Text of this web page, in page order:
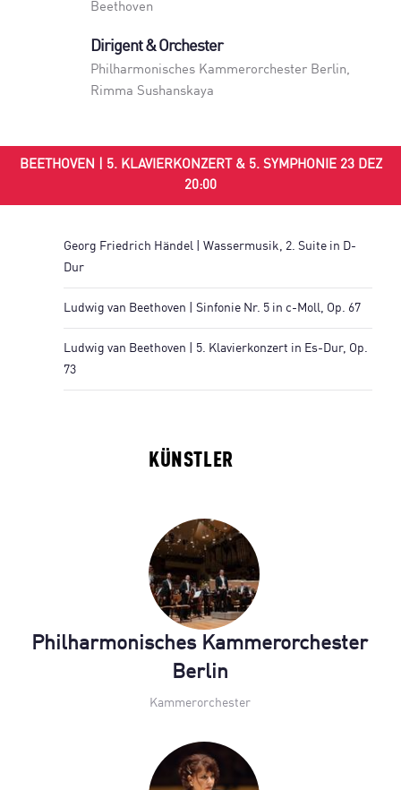
Beethoven
Dirigent & Orchester
Philharmonisches Kammerorchester Berlin,
Rimma Sushanskaya
BEETHOVEN | 5. KLAVIERKONZERT & 5. SYMPHONIE 23 DEZ
20:00
Georg Friedrich Händel | Wassermusik, 2. Suite in D-
Dur
Ludwig van Beethoven | Sinfonie Nr. 5 in c-Moll, Op. 67
Ludwig van Beethoven | 5. Klavierkonzert in Es-Dur, Op.
73
KÜNSTLER
Philharmonisches Kammerorchester
Berlin
Kammerorchester